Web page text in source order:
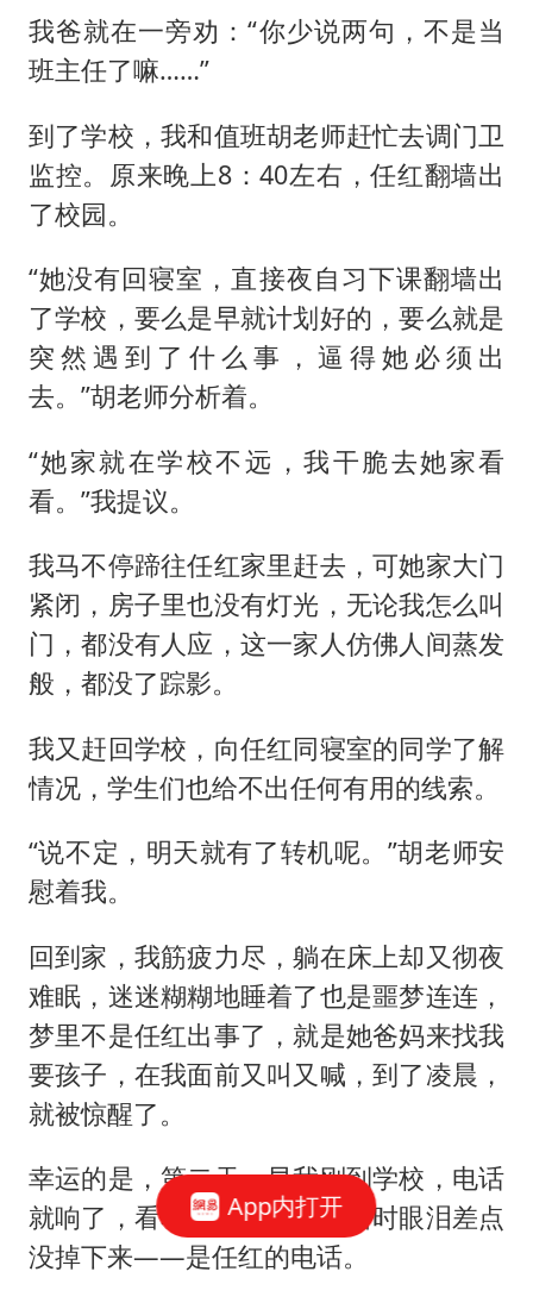
我爸就在一旁劝：“你少说两句，不是当
班主任了嘛……”
到了学校，我和值班胡老师赶忙去调门卫
监控。原来晚上8：40左右，任红翻墙出
了校园。
“她没有回寝室，直接夜自习下课翻墙出
了学校，要么是早就计划好的，要么就是
突然遇到了什么事，逼得她必须出
去。”胡老师分析着。
“她家就在学校不远，我干脆去她家看
看。”我提议。
我马不停蹄往任红家里赶去，可她家大门
紧闭，房子里也没有灯光，无论我怎么叫
门，都没有人应，这一家人仿佛人间蒸发
般，都没了踪影。
我又赶回学校，向任红同寝室的同学了解
情况，学生们也给不出任何有用的线索。
“说不定，明天就有了转机呢。”胡老师安
慰着我。
回到家，我筋疲力尽，躺在床上却又彻夜
难眠，迷迷糊糊地睡着了也是噩梦连连，
梦里不是任红出事了，就是她爸妈来找我
要孩子，在我面前又叫又喊，到了凌晨，
就被惊醒了。
幸运的是，第二天一早我刚到学校，电话
就响了，看着来电号码，我当时眼泪差点
没掉下来——是任红的电话。
App内打开